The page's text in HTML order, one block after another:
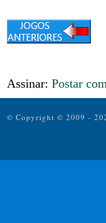
Assinar: Postar
© Copyright © 2009 -